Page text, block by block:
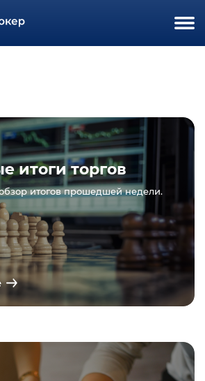
итоги торгов
итогов прошедшей недели.